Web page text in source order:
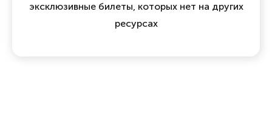
эксклюзивные билеты, которых нет на других
ресурсах